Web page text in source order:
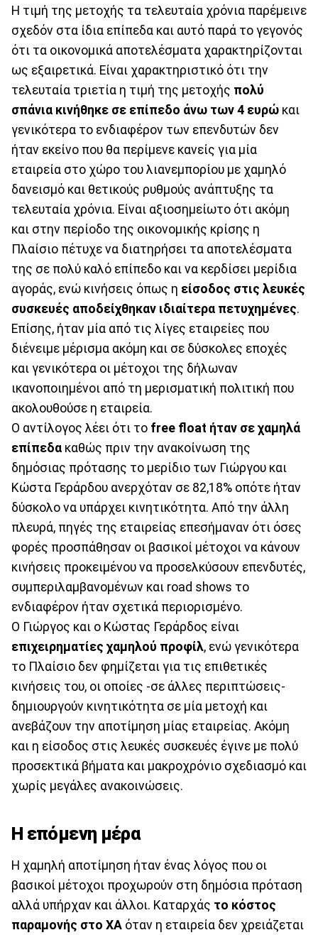
Η τιμή της μετοχής τα τελευταία χρόνια παρέμεινε
σχεδόν στα ίδια επίπεδα και αυτό παρά το γεγονός
ότι τα οικονομικά αποτελέσματα χαρακτηρίζονται
ως εξαιρετικά. Είναι χαρακτηριστικό ότι την
τελευταία τριετία η τιμή της μετοχής πολύ
σπάνια κινήθηκε σε επίπεδο άνω των 4 ευρώ και
γενικότερα το ενδιαφέρον των επενδυτών δεν
ήταν εκείνο που θα περίμενε κανείς για μία
εταιρεία στο χώρο του λιανεμπορίου με χαμηλό
δανεισμό και θετικούς ρυθμούς ανάπτυξης τα
τελευταία χρόνια. Είναι αξιοσημείωτο ότι ακόμη
και στην περίοδο της οικονομικής κρίσης η
Πλαίσιο πέτυχε να διατηρήσει τα αποτελέσματα
της σε πολύ καλό επίπεδο και να κερδίσει μερίδια
αγοράς, ενώ κινήσεις όπως η είσοδος στις λευκές
συσκευές αποδείχθηκαν ιδιαίτερα πετυχημένες.
Επίσης, ήταν μία από τις λίγες εταιρείες που
διένειμε μέρισμα ακόμη και σε δύσκολες εποχές
και γενικότερα οι μέτοχοι της δήλωναν
ικανοποιημένοι από τη μερισματική πολιτική που
ακολουθούσε η εταιρεία.
Ο αντίλογος λέει ότι το free float ήταν σε χαμηλά
επίπεδα καθώς πριν την ανακοίνωση της
δημόσιας πρότασης το μερίδιο των Γιώργου και
Κώστα Γεράρδου ανερχόταν σε 82,18% οπότε ήταν
δύσκολο να υπάρχει κινητικότητα. Από την άλλη
πλευρά, πηγές της εταιρείας επεσήμαναν ότι όσες
φορές προσπάθησαν οι βασικοί μέτοχοι να κάνουν
κινήσεις προκειμένου να προσελκύσουν επενδυτές,
συμπεριλαμβανομένων και road shows το
ενδιαφέρον ήταν σχετικά περιορισμένο.
Ο Γιώργος και ο Κώστας Γεράρδος είναι
επιχειρηματίες χαμηλού προφίλ, ενώ γενικότερα
το Πλαίσιο δεν φημίζεται για τις επιθετικές
κινήσεις του, οι οποίες -σε άλλες περιπτώσεις-
δημιουργούν κινητικότητα σε μία μετοχή και
ανεβάζουν την αποτίμηση μίας εταιρείας. Ακόμη
και η είσοδος στις λευκές συσκευές έγινε με πολύ
προσεκτικά βήματα και μακροχρόνιο σχεδιασμό και
χωρίς μεγάλες ανακοινώσεις.
Η επόμενη μέρα
Η χαμηλή αποτίμηση ήταν ένας λόγος που οι
βασικοί μέτοχοι προχωρούν στη δημόσια πρόταση
αλλά υπήρχαν και άλλοι. Καταρχάς το κόστος
παραμονής στο ΧΑ όταν η εταιρεία δεν χρειάζεται